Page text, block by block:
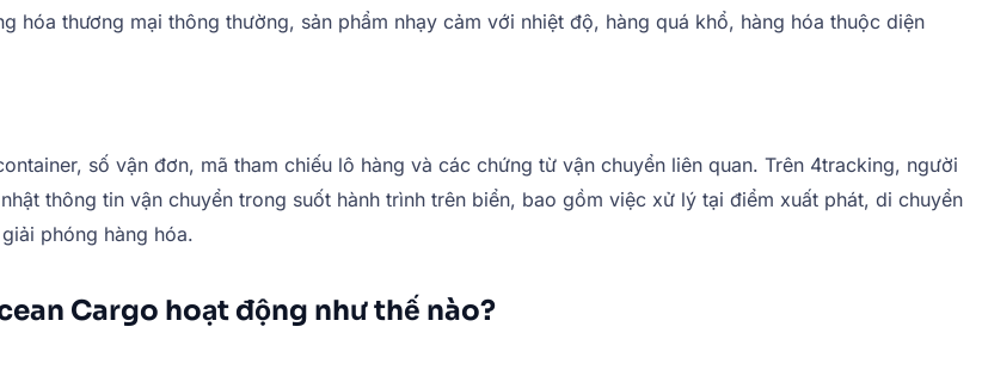
hóa thương mại thông thường, sản phẩm nhạy cảm với nhiệt độ, hàng quá khổ, hàng hóa thuộc diện
số vận đơn, mã tham chiếu lô hàng và các chứng từ vận chuyển liên quan. Trên 4tracking, người
thông tin vận chuyển trong suốt hành trình trên biển, bao gồm việc xử lý tại điểm xuất phát, di chuyển
phóng hàng hóa.
Cargo hoạt động như thế nào?